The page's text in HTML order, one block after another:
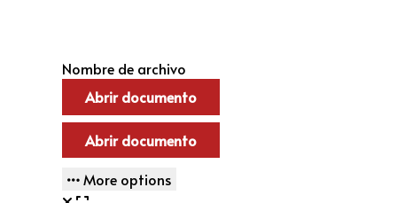
Nombre de archivo
Abrir documento
Abrir documento
More options